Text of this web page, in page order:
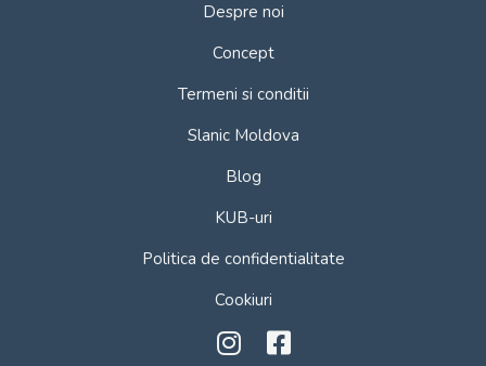
Despre noi
Concept
Termeni si conditii
Slanic Moldova
Blog
KUB-uri
Politica de confidentialitate
Cookiuri